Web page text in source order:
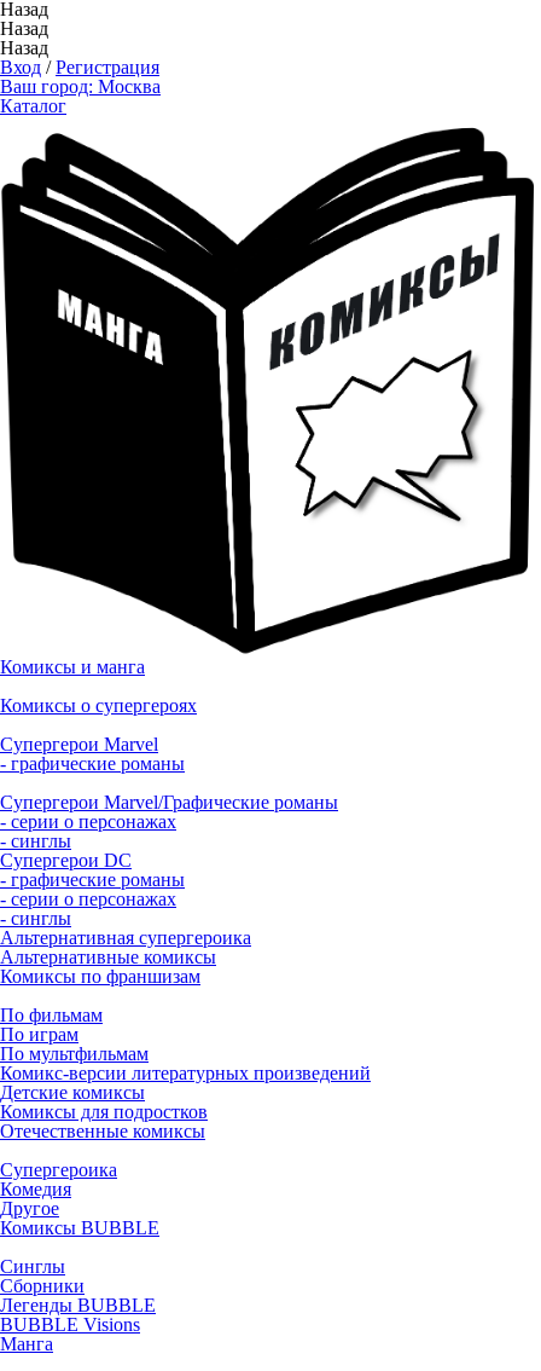
Назад
Назад
Назад
Вход /Регистрация
Ваш город: Москва
Каталог
Комиксы и манга
Комиксы о супергероях
Супергерои Marvel
- графические романы
Супергерои Marvel/Графические романы
- серии о персонажах
- синглы
Супергерои DC
- графические романы
- серии о персонажах
- синглы
Альтернативная супергероика
Альтернативные комиксы
Комиксы по франшизам
По фильмам
По играм
По мультфильмам
Комикс-версии литературных произведений
Детские комиксы
Комиксы для подростков
Отечественные комиксы
Супергероика
Комедия
Другое
Комиксы BUBBLE
Синглы
Сборники
Легенды BUBBLE
BUBBLE Visions
Манга